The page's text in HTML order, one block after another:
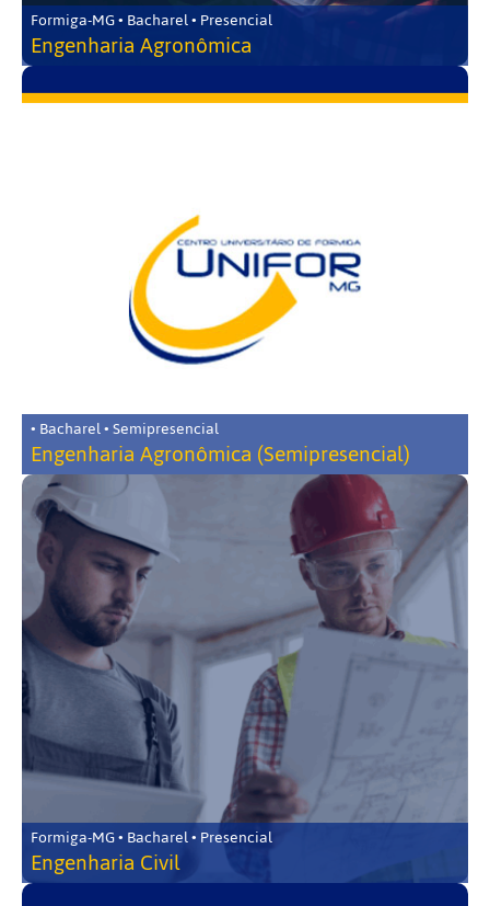
Formiga-MG • Bacharel • Presencial
Engenharia Agronômica
• Bacharel • Semipresencial
Engenharia Agronômica (Semipresencial)
Formiga-MG • Bacharel • Presencial
Engenharia Civil